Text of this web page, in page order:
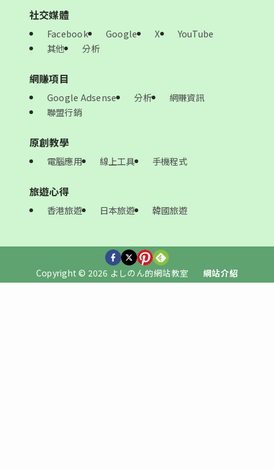
社交媒體
Facebook Google X
YouTube
其他
分析
網賺項目
Google Adsense 分析
網賺資訊
聯盟行銷
原創教學
電腦應用 線上工具 手機程式
旅遊心得
香港旅遊 日本旅遊 韓國旅遊
Copyright © 2026 よしのん的網站教室 網站介紹